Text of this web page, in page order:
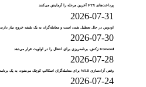
پرداخت‌های FTX آخرین مرحله را آزمایش می‌کنند
2026-07-31
اودوس در حال تعطیل شدن است و معامله‌گران به یک نقشه خروج نیاز دارند
2026-07-30
Ironwood زکش، برنامه‌ریزی برای انتقال را در اولویت قرار می‌دهد
2026-07-28
وقتی آزادسازی WLD برای معامله‌گران اسکالپ کوچک می‌شود، به یک برنامه نیاز دارند
2026-07-24